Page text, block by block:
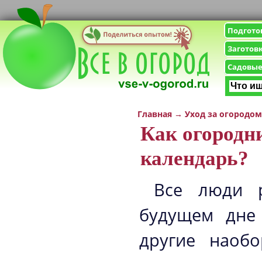
Главная → Уход за огородом
Как
календарь?
Все люди
будущем
другие